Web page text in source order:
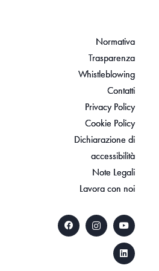
Normativa
Trasparenza
Whistleblowing
Contatti
Privacy Policy
Cookie Policy
Dichiarazione di
accessibilità
Note Legali
Lavora con noi